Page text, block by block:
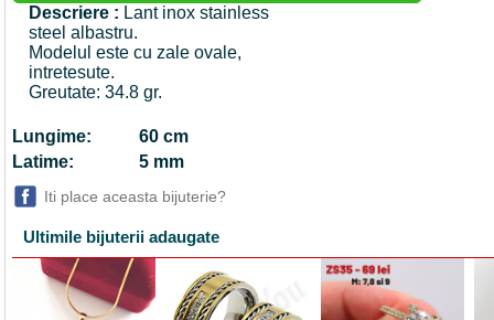
Descriere : Lant inox stainless
steel albastru.
Modelul este cu zale ovale,
intretesute.
Greutate: 34.8 gr.
Lungime:
60 cm
Latime:
5 mm
Iti place aceasta bijuterie?
Ultimile bijuterii adaugate